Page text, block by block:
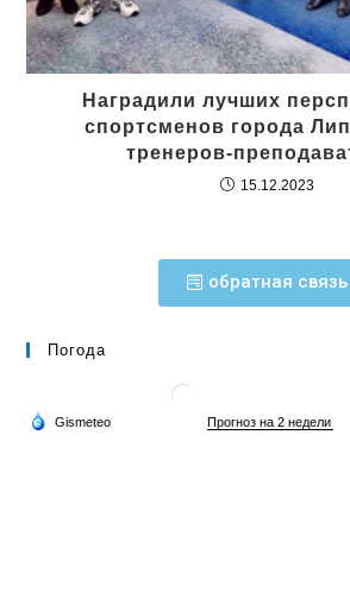
Наградили лучших
спортсменов города
тренеров-
15.12.2023
обратная связь
Погода